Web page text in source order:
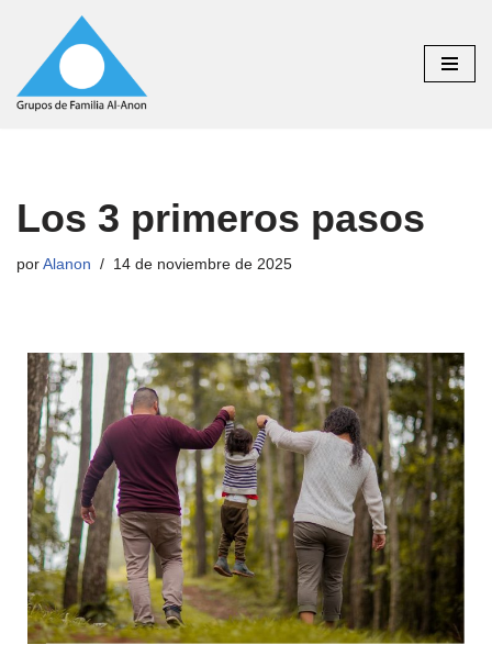
Saltar
al
contenido
Los 3 primeros pasos
por Alanon 14 de noviembre de 2025